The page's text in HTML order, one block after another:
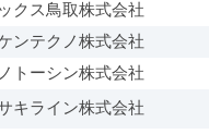
クス鳥取株式会社
ンテクノ株式会社
トーシン株式会社
キライン株式会社